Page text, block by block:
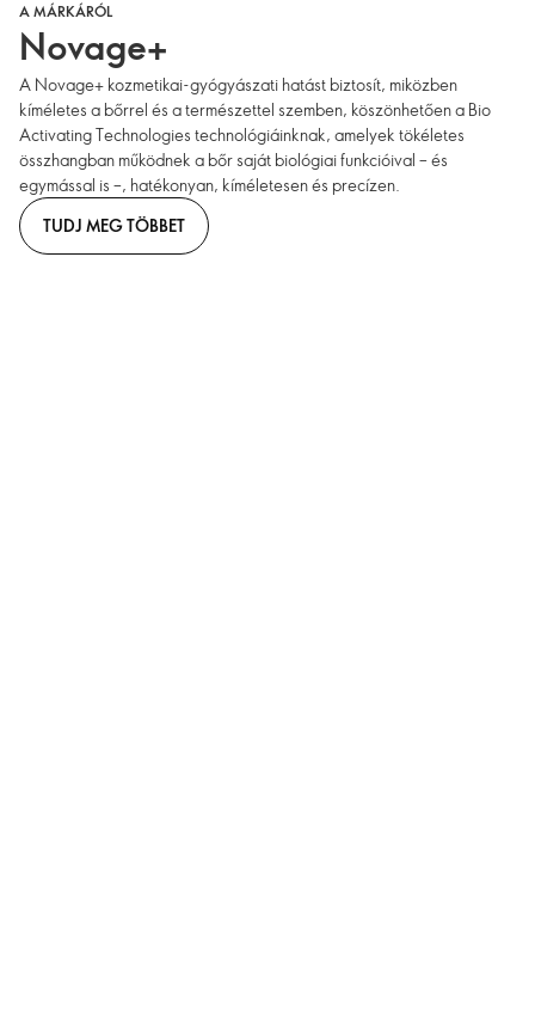
A MÁRKÁRÓL
Novage+
A Novage+ kozmetikai-gyógyászati hatást biztosít, miközben
kíméletes a bőrrel és a természettel szemben, köszönhetően a Bio
Activating Technologies technológiáinknak, amelyek tökéletes
összhangban működnek a bőr saját biológiai funkcióival – és
egymással is –, hatékonyan, kíméletesen és precízen.
TUDJ MEG TÖBBET